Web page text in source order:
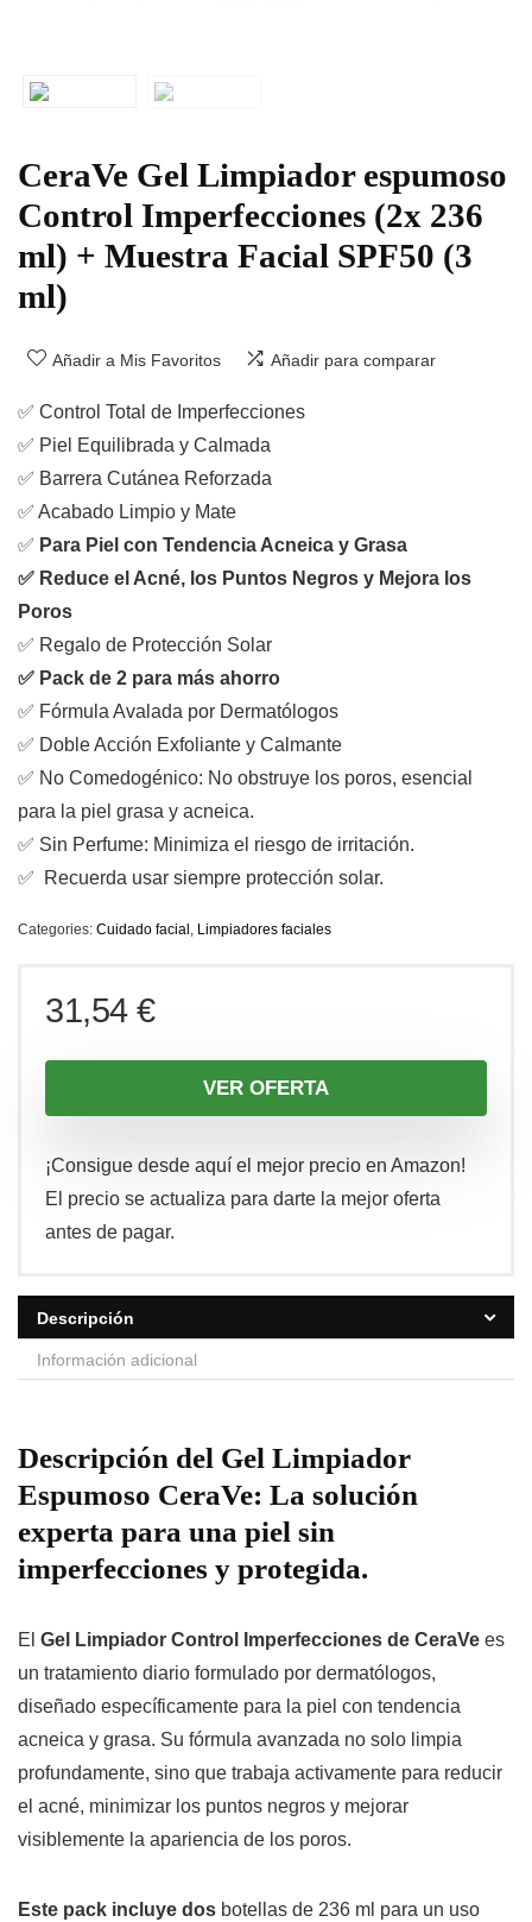
CeraVe Gel Limpiador espumoso
Control Imperfecciones (2x 236
ml) + Muestra Facial SPF50 (3
ml)
Añadir a Mis Favoritos Añadir para comparar
✅ Control Total de Imperfecciones
✅ Piel Equilibrada y Calmada
✅ Barrera Cutánea Reforzada
✅ Acabado Limpio y Mate
✅ Para Piel con Tendencia Acneica y Grasa
✅ Reduce el Acné, los Puntos Negros y Mejora los
Poros
✅ Regalo de Protección Solar
✅ Pack de 2 para más ahorro
✅ Fórmula Avalada por Dermatólogos
✅ Doble Acción Exfoliante y Calmante
✅ No Comedogénico: No obstruye los poros, esencial
para la piel grasa y acneica.
✅ Sin Perfume: Minimiza el riesgo de irritación.
✅ Recuerda usar siempre protección solar.
Categories: Cuidado facial , Limpiadores faciales
31,54 €
VER OFERTA
¡Consigue desde aquí el mejor precio en Amazon!
El precio se actualiza para darte la mejor oferta
antes de pagar.
Descripción
Información adicional
Descripción del Gel Limpiador
Espumoso CeraVe: La solución
experta para una piel sin
imperfecciones y protegida.
El Gel Limpiador Control Imperfecciones de CeraVe es
un tratamiento diario formulado por dermatólogos,
diseñado específicamente para la piel con tendencia
acneica y grasa. Su fórmula avanzada no solo limpia
profundamente, sino que trabaja activamente para reducir
el acné, minimizar los puntos negros y mejorar
visiblemente la apariencia de los poros.
Este pack incluye dos botellas de 236 ml para un uso